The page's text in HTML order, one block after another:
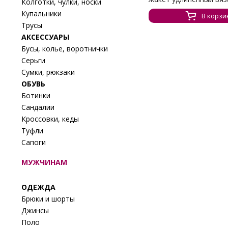
Купальники
Трусы
АКСЕССУАРЫ
Бусы, колье, воротнички
Серьги
Сумки, рюкзаки
ОБУВЬ
Ботинки
Сандалии
Кроссовки, кеды
Туфли
Сапоги
МУЖЧИНАМ
ОДЕЖДА
Брюки и шорты
Джинсы
Поло
В